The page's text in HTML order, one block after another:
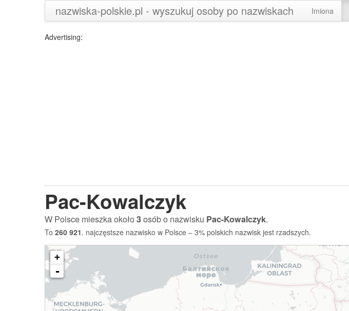
nazwiska-polskie.pl - wyszukuj osoby po nazwiskach Imiona
Advertising:
Pac-Kowalczyk
W Polsce mieszka około3osób o nazwisku Pac-Kowalczyk.
To 260 921. najczęstsze nazwisko w Polsce – 3% polskich nazwisk jest rzadszych.
+
-